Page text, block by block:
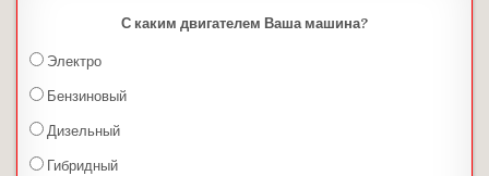
С каким двигателем Ваша машина?
Электро
Бензиновый
Дизельный
Гибридный